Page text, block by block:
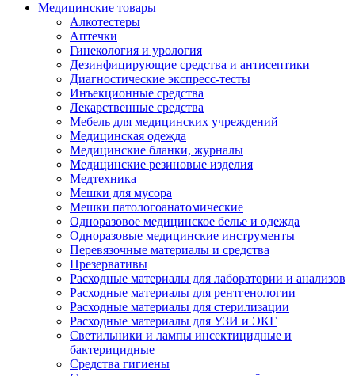
Медицинские товары
Алкотестеры
Аптечки
Гинекология и урология
Дезинфицирующие средства и антисептики
Диагностические экспресс-тесты
Инъекционные средства
Лекарственные средства
Мебель для медицинских учреждений
Медицинская одежда
Медицинские бланки, журналы
Медицинские резиновые изделия
Медтехника
Мешки для мусора
Мешки патологоанатомические
Одноразовое медицинское белье и одежда
Одноразовые медицинские инструменты
Перевязочные материалы и средства
Презервативы
Расходные материалы для лаборатории и анализов
Расходные материалы для рентгенологии
Расходные материалы для стерилизации
Расходные материалы для УЗИ и ЭКГ
Светильники и лампы инсектицидные и
бактерицидные
Средства гигиены